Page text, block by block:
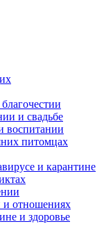
и свадьбе
воспитании
питомцах
и карантине
отношениях
и здоровье